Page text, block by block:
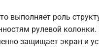
выполняет роль
рулевой
защищает экран и